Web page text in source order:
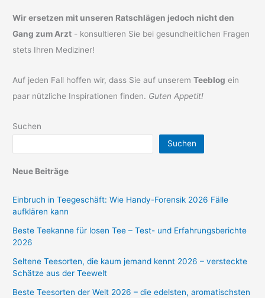
Wir ersetzen mit unseren Ratschlägen jedoch nicht den
Gang zum Arzt - konsultieren Sie bei gesundheitlichen Fragen
stets Ihren Mediziner!
Auf jeden Fall hoffen wir, dass Sie auf unseremTeeblog ein
paar nützliche Inspirationen finden. Guten Appetit!
Suchen
Suchen
Neue Beiträge
Einbruch in Teegeschäft: Wie Handy-Forensik 2026 Fälle
aufklären kann
Beste Teekanne für losen Tee – Test- und Erfahrungsberichte
2026
Seltene Teesorten, die kaum jemand kennt 2026 – versteckte
Schätze aus der Teewelt
Beste Teesorten der Welt 2026 – die edelsten, aromatischsten